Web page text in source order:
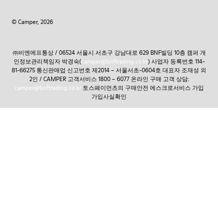
© Camper, 2026
㈜비엔에프통상 / 06524 서울시 서초구 강남대로 629 BNF빌딩 10층 캠퍼 개
인정보관리책임자 박경숙(camper@bnftrading.co.kr) 사업자 등록번호 114-
81-66275 통신판매업 신고번호 제2014 – 서울서초-0604호 대표자 조재성 외
2인 / CAMPER 고객서비스 1800 – 6077 온라인 구매 고객 상담:
camper@bnftrading.co.kr토스페이먼츠의 구매안전 에스크로서비스 가입
가입사실확인